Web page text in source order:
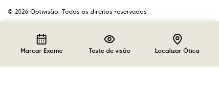
© 2026 Optivisão. Todos os direitos reservados
Marcar Exame Teste de visão Localizar Ótica